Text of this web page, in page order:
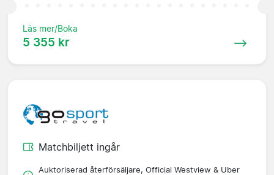
Läs mer/Boka
5 355 kr
Matchbiljett ingår
Auktoriserad återförsäljare, Official Westview & Uber